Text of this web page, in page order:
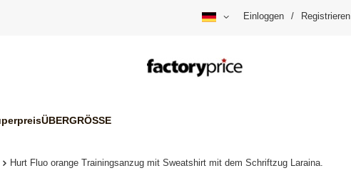
Einloggen / Registrieren
ÜBERGRÖSSE
Hurt Fluo orange Trainingsanzug mit Sweatshirt mit dem Schriftzug Laraina.